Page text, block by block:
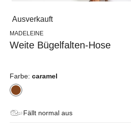
Ausverkauft
MADELEINE
Weite Bügelfalten-Hose
Farbe: caramel
Fällt normal aus